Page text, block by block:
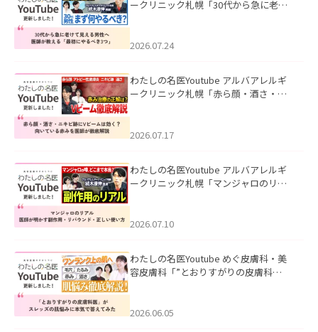
ークリニック札幌「30代から急に老け
た。
2026.07.24
わたしの名医Youtube アルバアレルギ
ークリニック札幌「赤ら顔・酒さ・ニ
した。
2026.07.17
わたしの名医Youtube アルバアレルギ
ークリニック札幌「マンジャロのリア
た。
2026.07.10
わたしの名医Youtube めぐ皮膚科・美
容皮膚科「”とおりすがりの皮膚科
2026.06.05